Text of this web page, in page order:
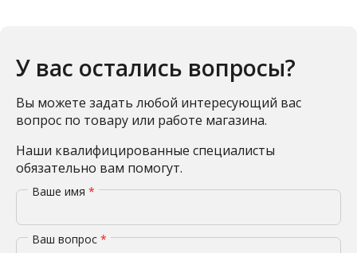
У вас остались вопросы?
Вы можете задать любой интересующий вас
вопрос по товару или работе магазина.
Наши квалифицированные специалисты
обязательно вам помогут.
Ваше имя *
Ваш вопрос *